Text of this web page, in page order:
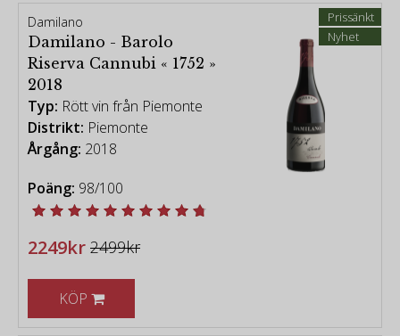
Prissänkt
Nyhet
Damilano
Damilano - Barolo
Riserva Cannubi « 1752 »
2018
Typ: Rött vin från Piemonte
Distrikt: Piemonte
Årgång: 2018
Poäng: 98/100
2249kr 2499kr
KÖP